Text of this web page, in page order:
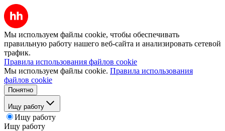
Мы используем файлы cookie, чтобы обеспечивать
правильную работу нашего веб-сайта и анализировать сетевой
трафик.
Правила использования файлов cookie
Мы используем файлы cookie. Правила использования
файлов cookie
Понятно
Ищу работу
Ищу работу
Ищу работу